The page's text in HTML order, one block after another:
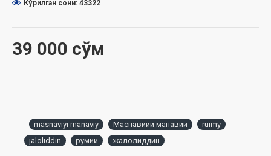
39 000 сўм
Кўрилган сони: 43322
masnaviyi manaviy Маснавийи манавий
ruimy
jaloliddin
румий жалолиддин